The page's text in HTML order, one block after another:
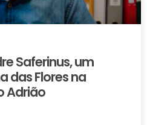
Saferinus, um
das Flores na
Adrião